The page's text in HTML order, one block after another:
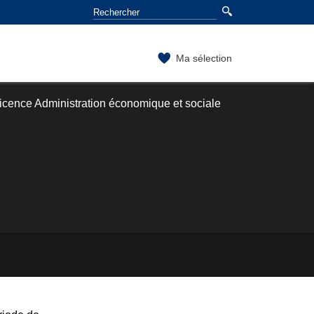
Ma sélection
Administration économique et sociale